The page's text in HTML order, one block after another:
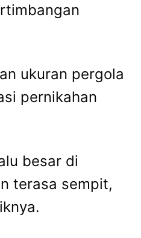
ukuran pergola
pernikahan
besar di
terasa sempit,